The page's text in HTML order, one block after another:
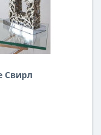
Свирл